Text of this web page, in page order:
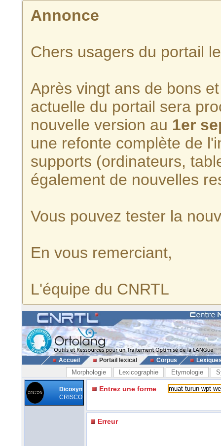
Annonce
Chers usagers du portail
Après vingt ans de bons
actuelle du portail sera
nouvelle version au 1er
une refonte complète de
supports (ordinateurs,
également de nouvelles
Vous pouvez tester la
En vous remerciant,
L'équipe du CNRTL
Accueil Portail lexical Corpus
Morphologie Lexicographie Etymologie
Dicosyn
CRISCO
Entrez une forme
Erreur